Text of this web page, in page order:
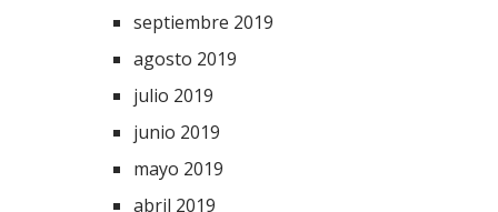
septiembre 2019
agosto 2019
julio 2019
junio 2019
mayo 2019
abril 2019